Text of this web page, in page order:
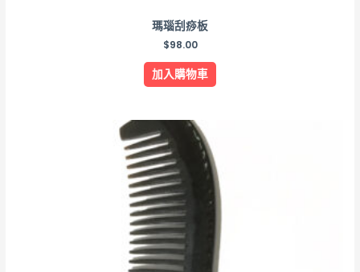
瑪瑙刮痧板
$98.00
加入購物車